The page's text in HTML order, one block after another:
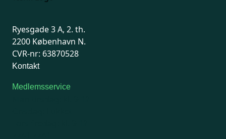
Ryesgade 3 A, 2. th.
2200 København N.
CVR-nr: 63870528
Kontakt
Medlemsservice